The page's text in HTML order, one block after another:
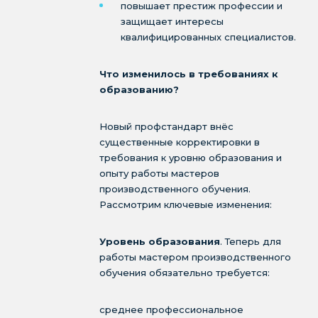
повышает престиж профессии и
защищает интересы
квалифицированных специалистов.
Что изменилось в требованиях к
образованию?
Новый профстандарт внёс
существенные корректировки в
требования к уровню образования и
опыту работы мастеров
производственного обучения.
Рассмотрим ключевые изменения:
Уровень образования. Теперь для
работы мастером производственного
обучения обязательно требуется:
среднее профессиональное